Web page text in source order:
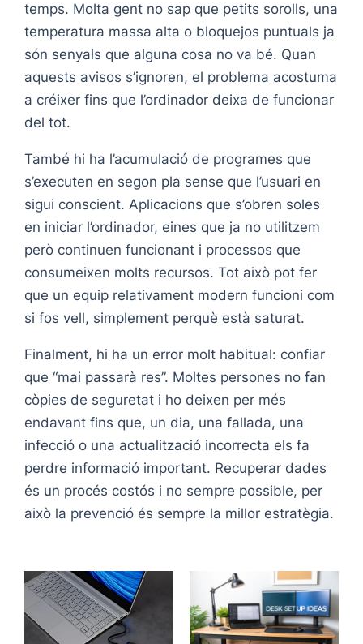
temps. Molta gent no sap que petits sorolls, una
temperatura massa alta o bloquejos puntuals ja
són senyals que alguna cosa no va bé. Quan
aquests avisos s’ignoren, el problema acostuma
a créixer fins que l’ordinador deixa de funcionar
del tot.
També hi ha l’acumulació de programes que
s’executen en segon pla sense que l’usuari en
sigui conscient. Aplicacions que s’obren soles
en iniciar l’ordinador, eines que ja no utilitzem
però continuen funcionant i processos que
consumeixen molts recursos. Tot això pot fer
que un equip relativament modern funcioni com
si fos vell, simplement perquè està saturat.
Finalment, hi ha un error molt habitual: confiar
que “mai passarà res”. Moltes persones no fan
còpies de seguretat i ho deixen per més
endavant fins que, un dia, una fallada, una
infecció o una actualització incorrecta els fa
perdre informació important. Recuperar dades
és un procés costós i no sempre possible, per
això la prevenció és sempre la millor estratègia.